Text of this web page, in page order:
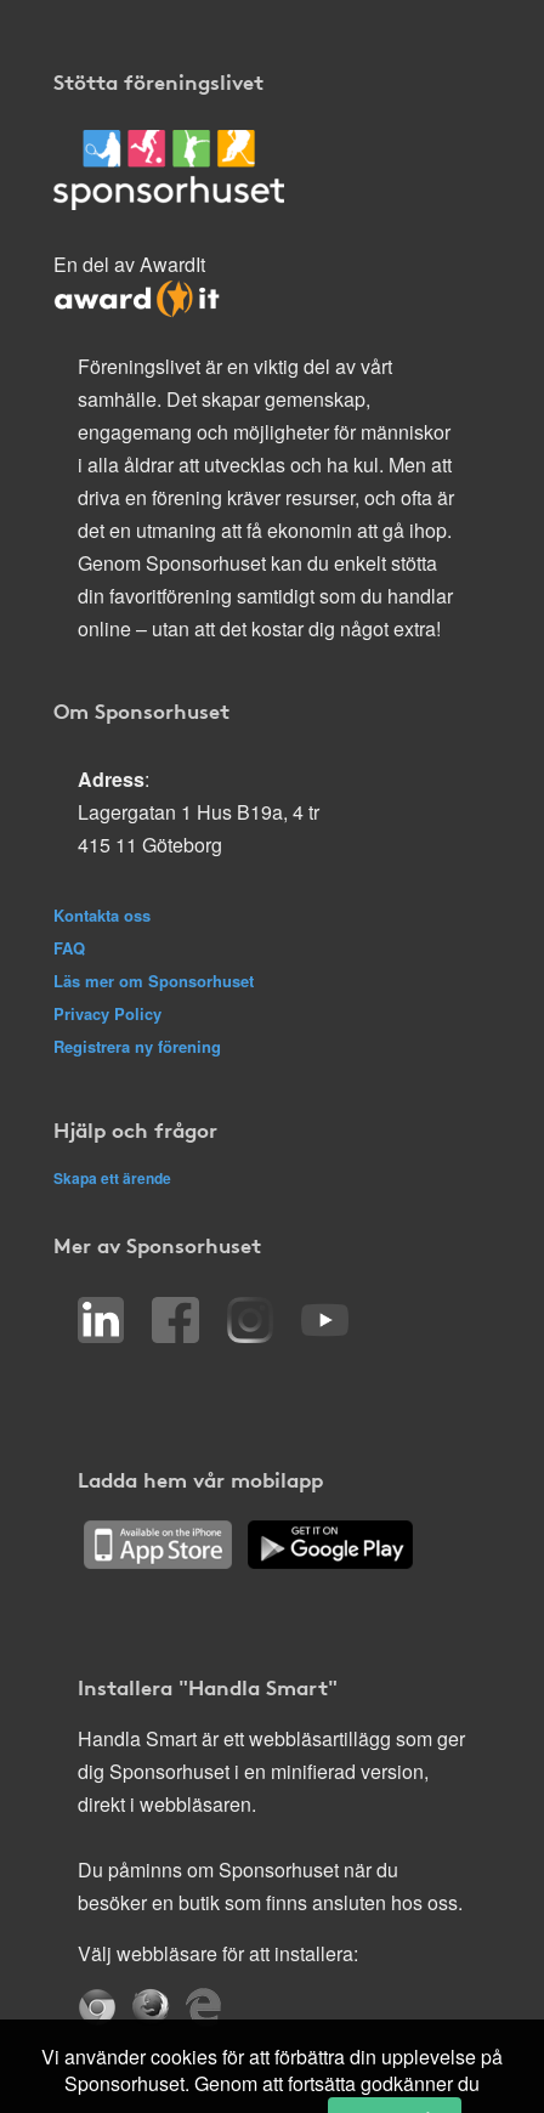
Stötta föreningslivet
En del av AwardIt
Föreningslivet är en viktig del av vårt
samhälle. Det skapar gemenskap,
engagemang och möjligheter för människor
i alla åldrar att utvecklas och ha kul. Men att
driva en förening kräver resurser, och ofta är
det en utmaning att få ekonomin att gå ihop.
Genom Sponsorhuset kan du enkelt stötta
din favoritförening samtidigt som du handlar
online – utan att det kostar dig något extra!
Om Sponsorhuset
Adress:
Lagergatan 1 Hus B19a, 4 tr
415 11 Göteborg
Kontakta oss
FAQ
Läs mer om Sponsorhuset
Privacy Policy
Registrera ny förening
Hjälp och frågor
Skapa ett ärende
Mer av Sponsorhuset
Ladda hem vår mobilapp
Installera "Handla Smart"
Handla Smart är ett webbläsartillägg som ger
dig Sponsorhuset i en minifierad version,
direkt i webbläsaren.
Du påminns om Sponsorhuset när du
besöker en butik som finns ansluten hos oss.
Välj webbläsare för att installera:
Vi använder cookies för att förbättra din upplevelse på
Sponsorhuset. Genom att fortsätta godkänner du